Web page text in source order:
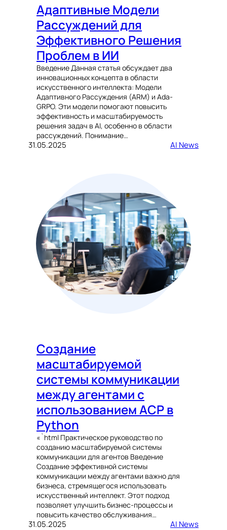
Адаптивные Модели
Рассуждений для
Эффективного Решения
Проблем в ИИ
Введение Данная статья обсуждает два
инновационных концепта в области
искусственного интеллекта: Модели
Адаптивного Рассуждения (ARM) и Ada-
GRPO. Эти модели помогают повысить
эффективность и масштабируемость
решения задач в AI, особенно в области
рассуждений. Понимание…
31.05.2025 AI News
Создание
масштабируемой
системы коммуникации
между агентами с
использованием ACP в
Python
«`html Практическое руководство по
созданию масштабируемой системы
коммуникации для агентов Введение
Создание эффективной системы
коммуникации между агентами важно для
бизнеса, стремящегося использовать
искусственный интеллект. Этот подход
позволяет улучшить бизнес-процессы и
повысить качество обслуживания…
31.05.2025 AI News